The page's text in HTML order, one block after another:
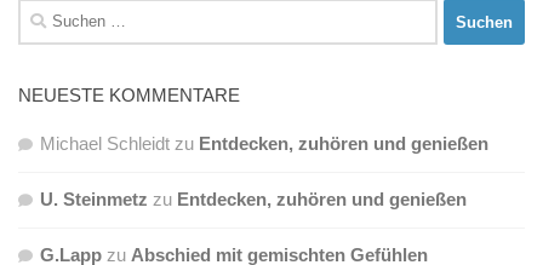
Suchen
nach:
NEUESTE KOMMENTARE
Michael Schleidt zu Entdecken, zuhören und genießen
U. Steinmetz zu Entdecken, zuhören und genießen
G.Lapp zu Abschied mit gemischten Gefühlen